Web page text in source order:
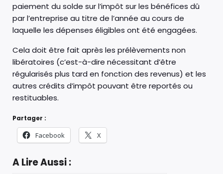
paiement du solde sur l’impôt sur les bénéfices dû
par l’entreprise au titre de l’année au cours de
laquelle les dépenses éligibles ont été engagées.
Cela doit être fait après les prélèvements non
libératoires (c’est-à-dire nécessitant d’être
régularisés plus tard en fonction des revenus) et les
autres crédits d’impôt pouvant être reportés ou
restituables.
Partager :
Facebook X
A Lire Aussi :